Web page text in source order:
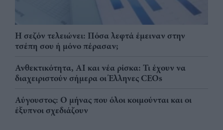
Η σεζόν τελειώνει: Πόσα λεφτά έμειναν στην
τσέπη σου ή μόνο πέρασαν;
Ανθεκτικότητα, AI και νέα ρίσκα: Τι έχουν να
διαχειριστούν σήμερα οι Έλληνες CEOs
Αύγουστος: Ο μήνας που όλοι κοιμούνται και οι
έξυπνοι σχεδιάζουν